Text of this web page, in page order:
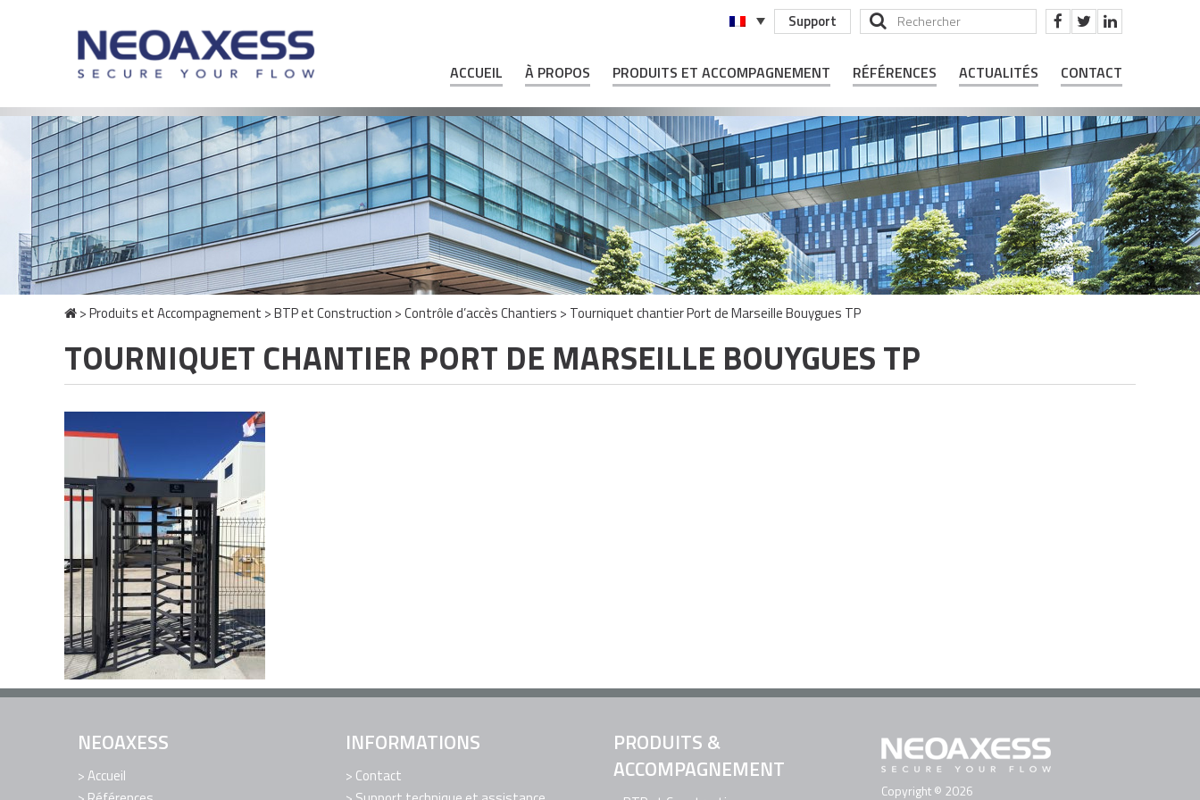
Support
ACCUEIL À PROPOS PRODUITS ET ACCOMPAGNEMENT RÉFÉRENCES ACTUALITÉS CONTACT
>Produits et Accompagnement >BTP et Construction >Contrôle d’accès Chantiers > Tourniquet chantier Port de Marseille Bouygues TP
TOURNIQUET CHANTIER PORT DE MARSEILLE BOUYGUES TP
NEOAXESS
Accueil
INFORMATIONS
Contact
PRODUITS &
ACCOMPAGNEMENT
Copyright © 2026